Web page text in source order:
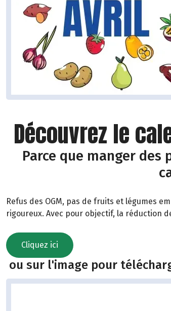
Découvrez le
Parce que manger
Refus des OGM, pas de fruits et légumes
rigoureux. Avec pour objectif, la réduction
Cliquez ici
ou sur l'image pour